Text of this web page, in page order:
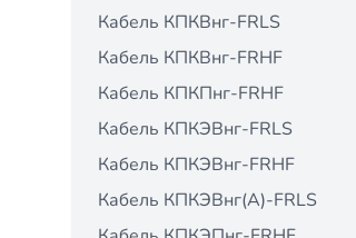
Кабель КПКВнг-FRLS
Кабель КПКВнг-FRНF
Кабель КПКПнг-FRНF
Кабель КПКЭВнг-FRLS
Кабель КПКЭВнг-FRНF
Кабель КПКЭВнг(А)-FRLS